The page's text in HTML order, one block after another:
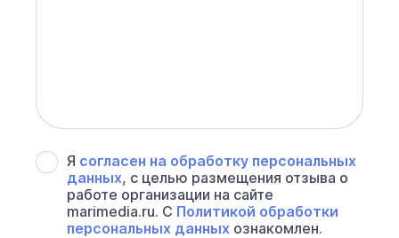
Я согласен на обработку персональных
данных, с целью размещения отзыва о
работе организации на сайте
marimedia.ru. С Политикой обработки
персональных данных ознакомлен.